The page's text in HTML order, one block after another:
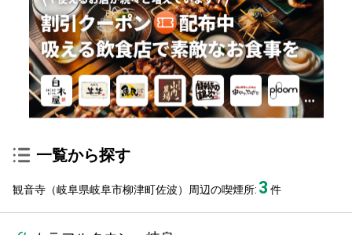
一覧から探す
観音寺（岐阜県岐阜市柳津町佐波）周辺の喫煙所: 3 件